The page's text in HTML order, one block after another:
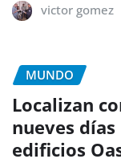
victor gomez
MUNDO
Localizan
nueves
edificios